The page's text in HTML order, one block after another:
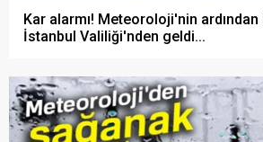
Kar alarmı! Meteoroloji'nin ardından
İstanbul Valiliği'nden geldi...